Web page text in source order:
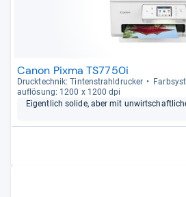
Canon Pixma TS7750i
Druck­tech­nik: Tin­ten­strahl­dru­cker
auf­lö­sung: 1200 x 1200 dpi
Eigent­lich solide, aber mit